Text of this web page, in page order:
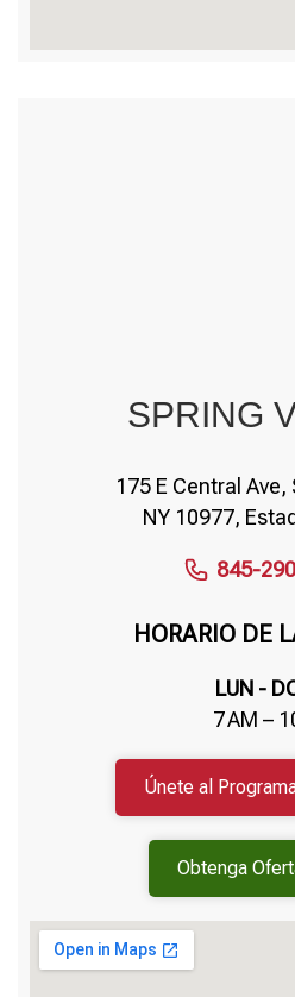
SPRING
175 E Central Ave,
NY 10977,
845-
HORARIO DE
LUN -
7 AM –
Únete al
Obtenga